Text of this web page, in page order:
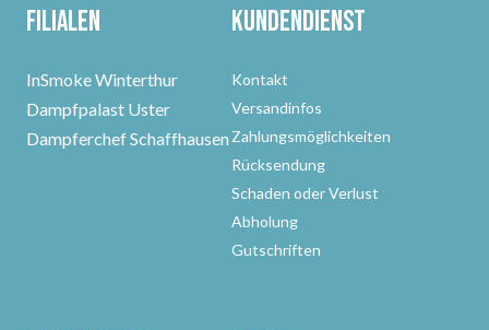
Filialen
InSmoke Winterthur
Dampfpalast Uster
Dampferchef Schaffhausen
Kundendienst
Kontakt
Versandinfos
Zahlungsmöglichkeiten
Rücksendung
Schaden oder Verlust
Abholung
Gutschriften